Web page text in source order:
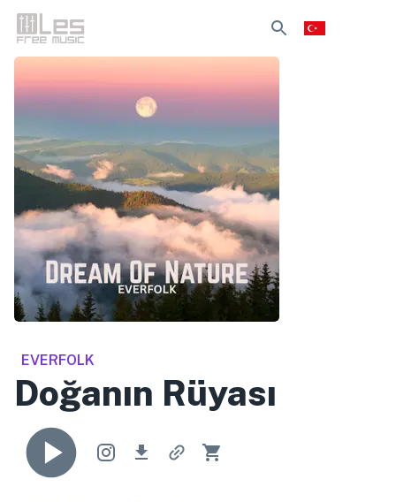
EVERFOLK
Doğanın Rüyası